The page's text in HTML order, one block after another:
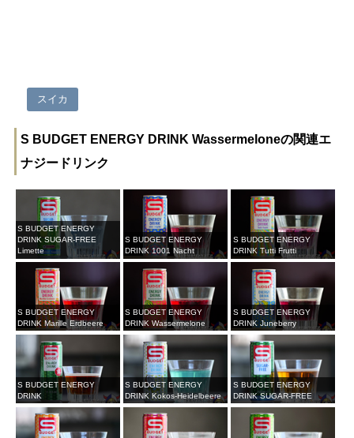
スイカ
S BUDGET ENERGY DRINK Wassermeloneの関連エ
ナジードリンク
S BUDGET ENERGY
DRINK SUGAR-FREE
Limette
S BUDGET ENERGY
DRINK 1001 Nacht
S BUDGET ENERGY
DRINK Tutti Frutti
S BUDGET ENERGY
DRINK Marille Erdbeere
S BUDGET ENERGY
DRINK Wassermelone
S BUDGET ENERGY
DRINK Juneberry
S BUDGET ENERGY
DRINK
S BUDGET ENERGY
DRINK Kokos-Heidelbeere
S BUDGET ENERGY
DRINK SUGAR-FREE